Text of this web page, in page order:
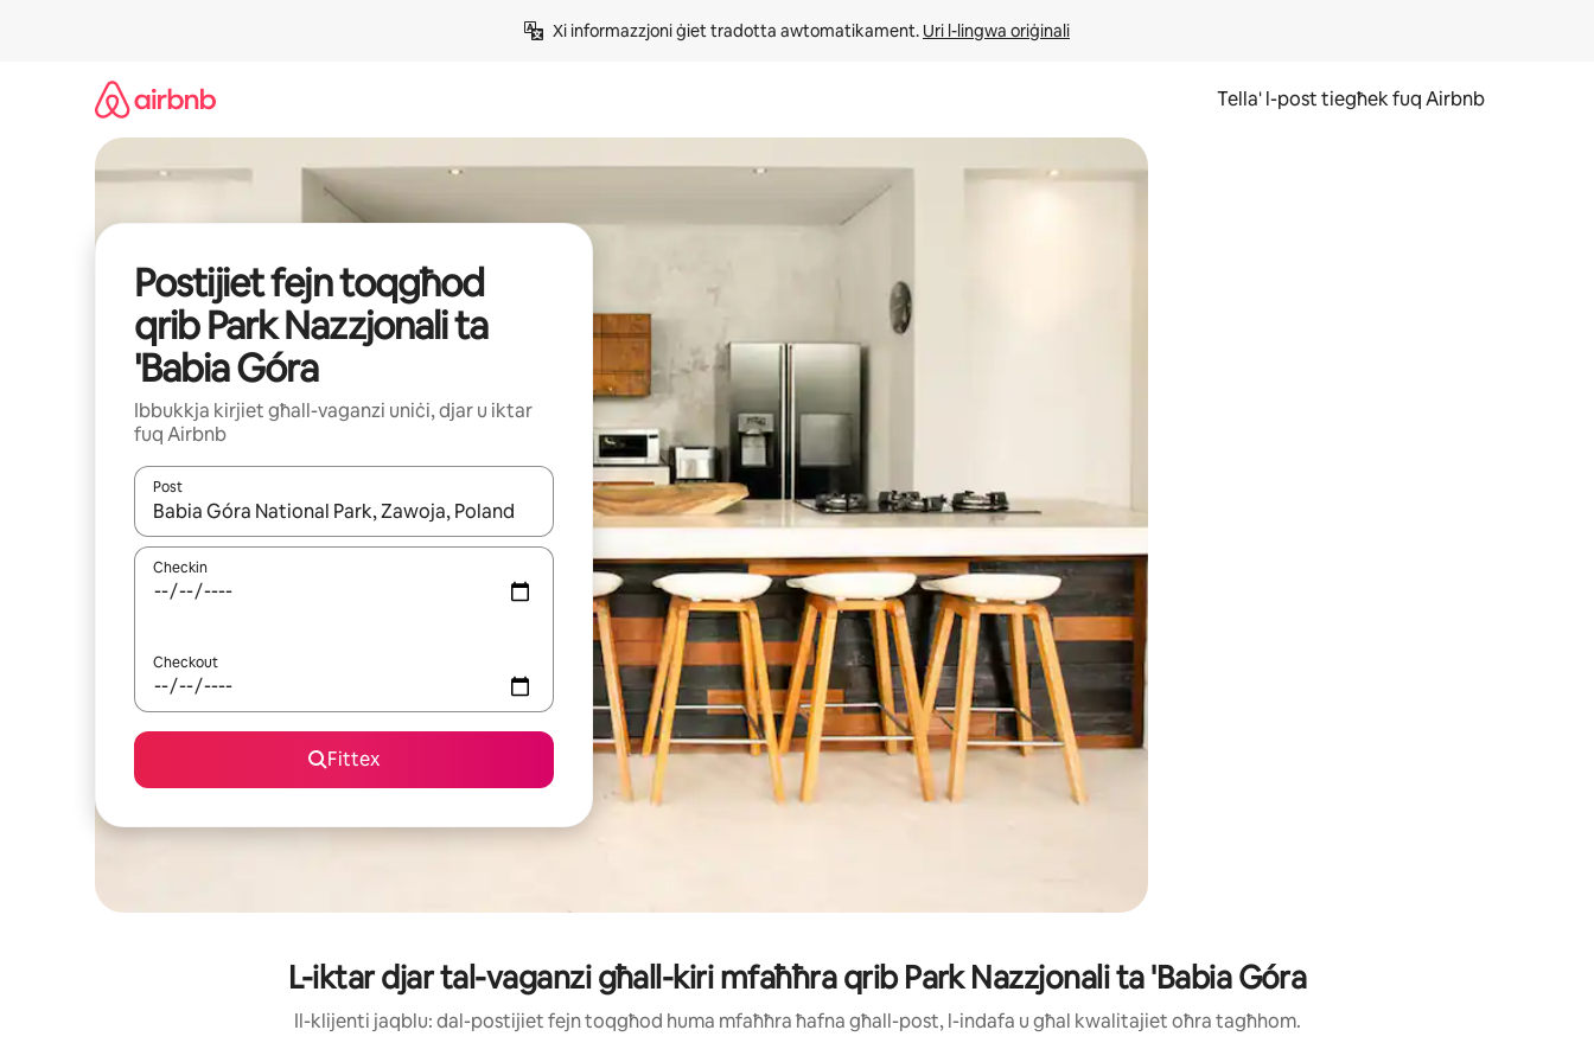
Xi informazzjoni ġiet tradotta awtomatikament. Uri l-lingwa oriġinali
Tella' l-post tiegħek fuq Airbnb
Postijiet fejn toqgħod
qrib Park Nazzjonali ta
'Babia Góra
Ibbukkja kirjiet għall-vaganzi uniċi, djar u iktar
fuq Airbnb
Post
Meta r-riżultati jkunu disponibbli, tista' tmur minn riżultat għall-ieħor bil-buttuni tal-vleġeġ 'il fuq jew 'l isfel jew billi tmiss u tmexxi subgħajk fuq l-iskrin.
Checkin
Checkout
Fittex
L-iktar djar tal-vaganzi għall-kiri mfaħħra qrib Park Nazzjonali ta 'Babia Góra
Il-klijenti jaqblu: dal-postijiet fejn toqgħod huma mfaħħra ħafna għall-post, l-indafa u għal kwalitajiet oħra tagħhom.